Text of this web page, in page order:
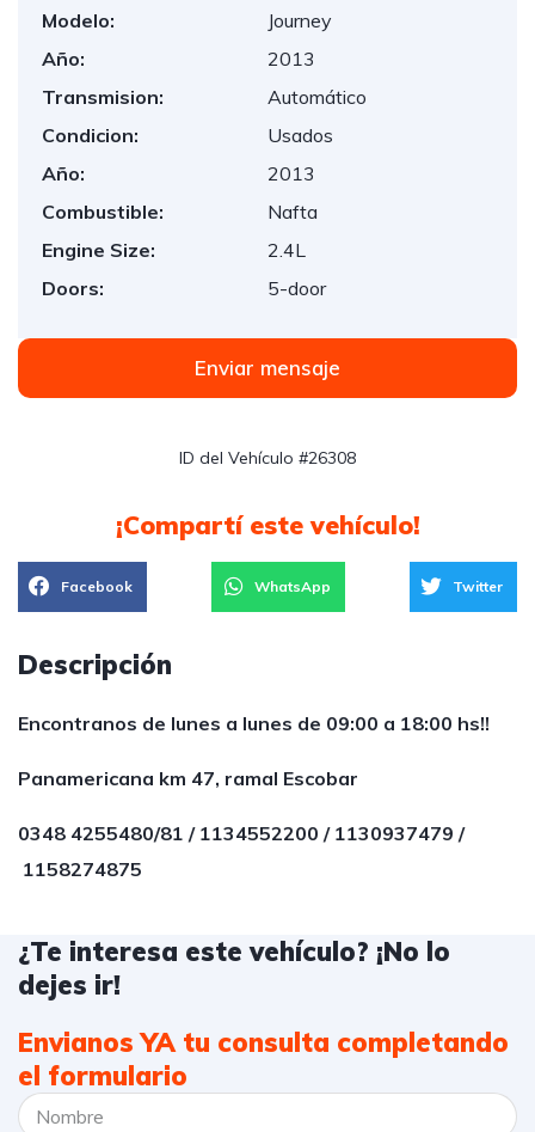
Modelo:
Journey
Año:
2013
Transmision:
Automático
Condicion:
Usados
Año:
2013
Combustible:
Nafta
Engine Size:
2.4L
Doors:
5-door
Enviar mensaje
ID del Vehículo #26308
¡Compartí este vehículo!
Facebook WhatsApp Twitter
Descripción
Encontranos de lunes a lunes de 09:00 a 18:00 hs!!
Panamericana km 47, ramal Escobar
0348 4255480/81 / 1134552200 / 1130937479 /
1158274875
¿Te interesa este vehículo? ¡No lo
dejes ir!
Envianos YA tu consulta completando
el formulario